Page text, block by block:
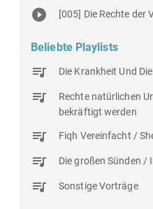
[005] Die Rechte der
Beliebte Playlists
Die Krankheit Und
Rechte natürlichen
bekräftigt werden
Fiqh Vereinfacht /
Die großen Sünden /
Sonstige Vorträge